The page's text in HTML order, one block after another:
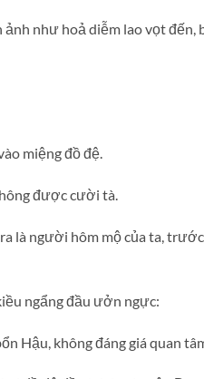
như hoả diễm lao vọt
miệng đồ đệ.
được cười tà.
là người hôm mộ của ta,
ngẩng đầu ưởn ngực:
Hậu, không đáng giá quan